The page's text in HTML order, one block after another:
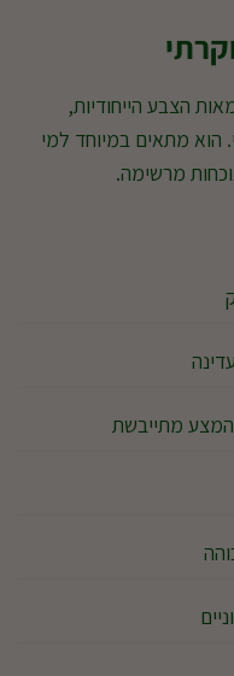
הצבע הייחודיות,
הוא מתאים במיוחד למי
מרשימה.
מתייבשת